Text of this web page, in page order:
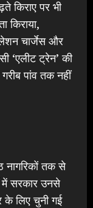
किराए पर भी
किराया,
चार्जेस और
‘एलीट ट्रेन’ की
पांव तक नहीं
नागरिकों तक से
में सरकार उनसे
के लिए चुनी गई